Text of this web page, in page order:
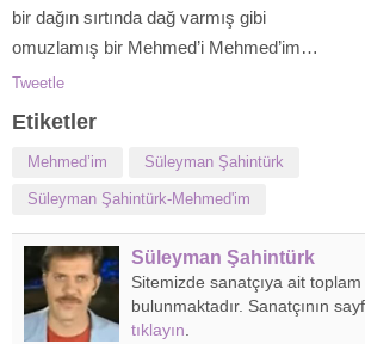
bir dağın sırtında dağ varmış gibi
omuzlamış bir Mehmed’i Mehmed’im…
Tweetle
Etiketler
Mehmed’im Süleyman Şahintürk
Süleyman Şahintürk-Mehmed'im
Süleyman Şahintürk
Sitemizde sanatçıya ait
bulunmaktadır. Sanatçının
tıklayın